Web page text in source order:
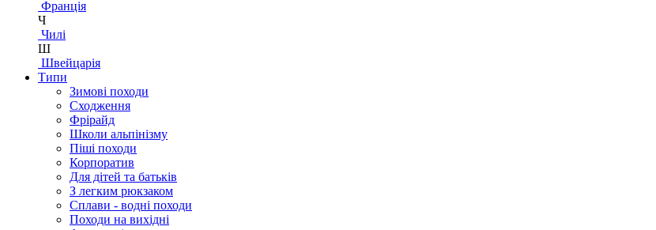
Франція
Ч
Чилі
Ш
Швейцарія
Типи
Зимові походи
Сходження
Фрірайд
Школи альпінізму
Піші походи
Корпоратив
Для дітей та батьків
З легким рюкзаком
Сплави - водні походи
Походи на вихідні